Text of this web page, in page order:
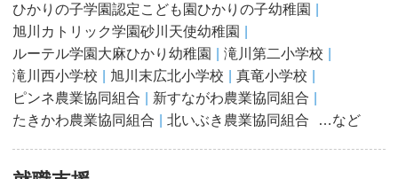
ひかりの子学園認定こども園ひかりの子幼稚園
旭川カトリック学園砂川天使幼稚園
ルーテル学園大麻ひかり幼稚園
滝川第二小学校
滝川西小学校
旭川末広北小学校
真竜小学校
ピンネ農業協同組合
新すながわ農業協同組合
たきかわ農業協同組合
北いぶき農業協同組合 …など